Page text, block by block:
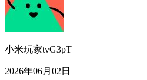
小米玩家tvG3pT
2026年06月02日